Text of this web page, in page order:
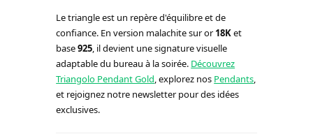
Le triangle est un repère d'équilibre et de
confiance. En version malachite sur or18Ket
base925, il devient une signature visuelle
adaptable du bureau à la soirée. Découvrez
Triangolo Pendant Gold, explorez nos Pendants,
et rejoignez notre newsletter pour des idées
exclusives.